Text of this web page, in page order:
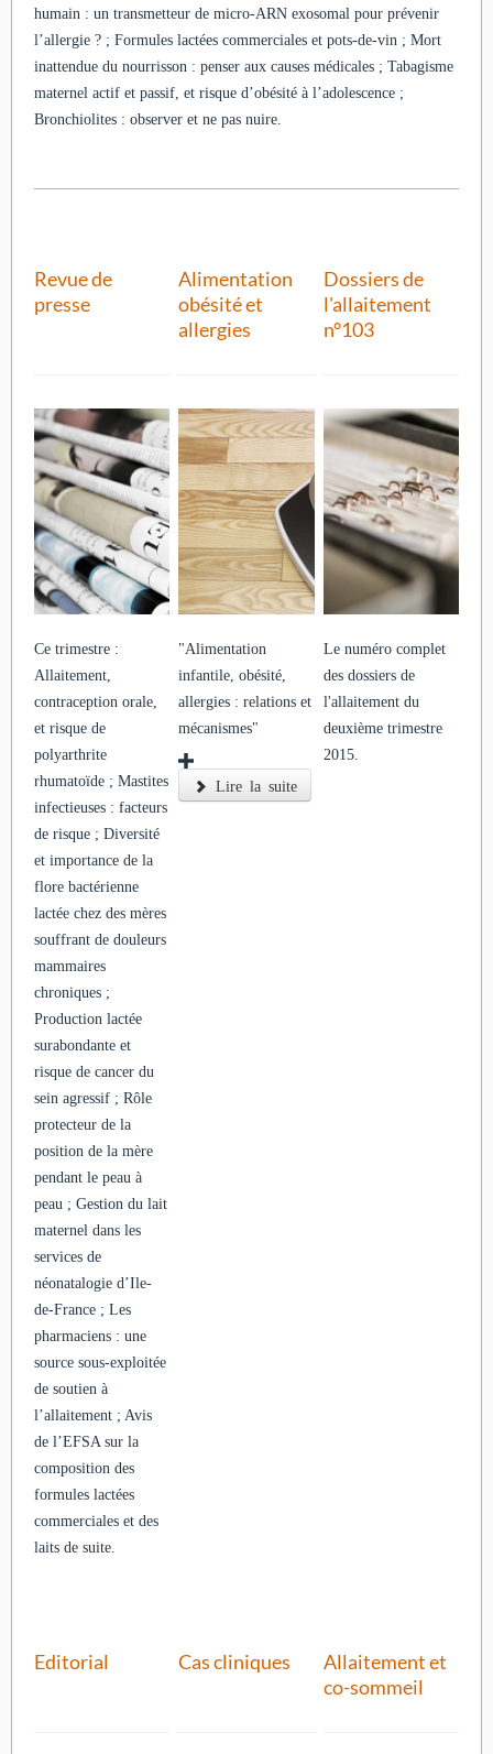
humain : un transmetteur de micro-ARN exosomal pour prévenir
l’allergie ? ; Formules lactées commerciales et pots-de-vin ; Mort
inattendue du nourrisson : penser aux causes médicales ; Tabagisme
maternel actif et passif, et risque d’obésité à l’adolescence ;
Bronchiolites : observer et ne pas nuire.
Revue de
presse
Ce trimestre :
Allaitement,
contraception orale,
et risque de
polyarthrite
rhumatoïde ; Mastites
infectieuses : facteurs
de risque ; Diversité
et importance de la
flore bactérienne
lactée chez des mères
souffrant de douleurs
mammaires
chroniques ;
Production lactée
surabondante et
risque de cancer du
sein agressif ; Rôle
protecteur de la
position de la mère
pendant le peau à
peau ; Gestion du lait
maternel dans les
services de
néonatalogie d’Ile-
de-France ; Les
pharmaciens : une
source sous-exploitée
de soutien à
l’allaitement ; Avis
de l’EFSA sur la
composition des
formules lactées
commerciales et des
laits de suite.
Alimentation
obésité et
allergies
"Alimentation
infantile, obésité,
allergies : relations et
mécanismes"
Lire la suite
Dossiers de
l'allaitement
n°103
Le numéro complet
des dossiers de
l'allaitement du
deuxième trimestre
2015.
Editorial Cas cliniques
Allaitement et
co-sommeil